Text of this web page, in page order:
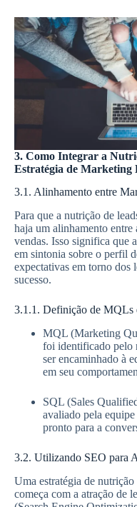
3. Como Integrar a
Estratégia de Marketing
3.1. Alinhamento entre
Para que a nutrição de
haja um alinhamento entre
vendas. Isso significa que
em sintonia sobre o perfil
expectativas em torno dos
sucesso.
3.1.1. Definição de MQLs
MQL (Marketing
foi identificado pelo
ser encaminhado à
em seu
SQL (Sales
avaliado pela
pronto para a
3.2. Utilizando SEO para
Uma estratégia de
começa com a atração de